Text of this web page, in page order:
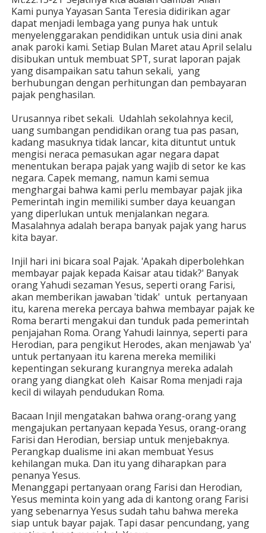
Kami punya Yayasan Santa Teresia didirikan agar
dapat menjadi lembaga yang punya hak untuk
menyelenggarakan pendidikan untuk usia dini anak
anak paroki kami. Setiap Bulan Maret atau April selalu
disibukan untuk membuat SPT, surat laporan pajak
yang disampaikan satu tahun sekali, yang
berhubungan dengan perhitungan dan pembayaran
pajak penghasilan.
Urusannya ribet sekali. Udahlah sekolahnya kecil,
uang sumbangan pendidikan orang tua pas pasan,
kadang masuknya tidak lancar, kita dituntut untuk
mengisi neraca pemasukan agar negara dapat
menentukan berapa pajak yang wajib di setor ke kas
negara. Capek memang, namun kami semua
menghargai bahwa kami perlu membayar pajak jika
Pemerintah ingin memiliki sumber daya keuangan
yang diperlukan untuk menjalankan negara.
Masalahnya adalah berapa banyak pajak yang harus
kita bayar.
Injil hari ini bicara soal Pajak. 'Apakah diperbolehkan
membayar pajak kepada Kaisar atau tidak?' Banyak
orang Yahudi sezaman Yesus, seperti orang Farisi,
akan memberikan jawaban 'tidak' untuk pertanyaan
itu, karena mereka percaya bahwa membayar pajak ke
Roma berarti mengakui dan tunduk pada pemerintah
penjajahan Roma. Orang Yahudi lainnya, seperti para
Herodian, para pengikut Herodes, akan menjawab 'ya'
untuk pertanyaan itu karena mereka memiliki
kepentingan sekurang kurangnya mereka adalah
orang yang diangkat oleh Kaisar Roma menjadi raja
kecil di wilayah pendudukan Roma.
Bacaan Injil mengatakan bahwa orang-orang yang
mengajukan pertanyaan kepada Yesus, orang-orang
Farisi dan Herodian, bersiap untuk menjebaknya.
Perangkap dualisme ini akan membuat Yesus
kehilangan muka. Dan itu yang diharapkan para
penanya Yesus.
Menanggapi pertanyaan orang Farisi dan Herodian,
Yesus meminta koin yang ada di kantong orang Farisi
yang sebenarnya Yesus sudah tahu bahwa mereka
siap untuk bayar pajak. Tapi dasar pencundang, yang